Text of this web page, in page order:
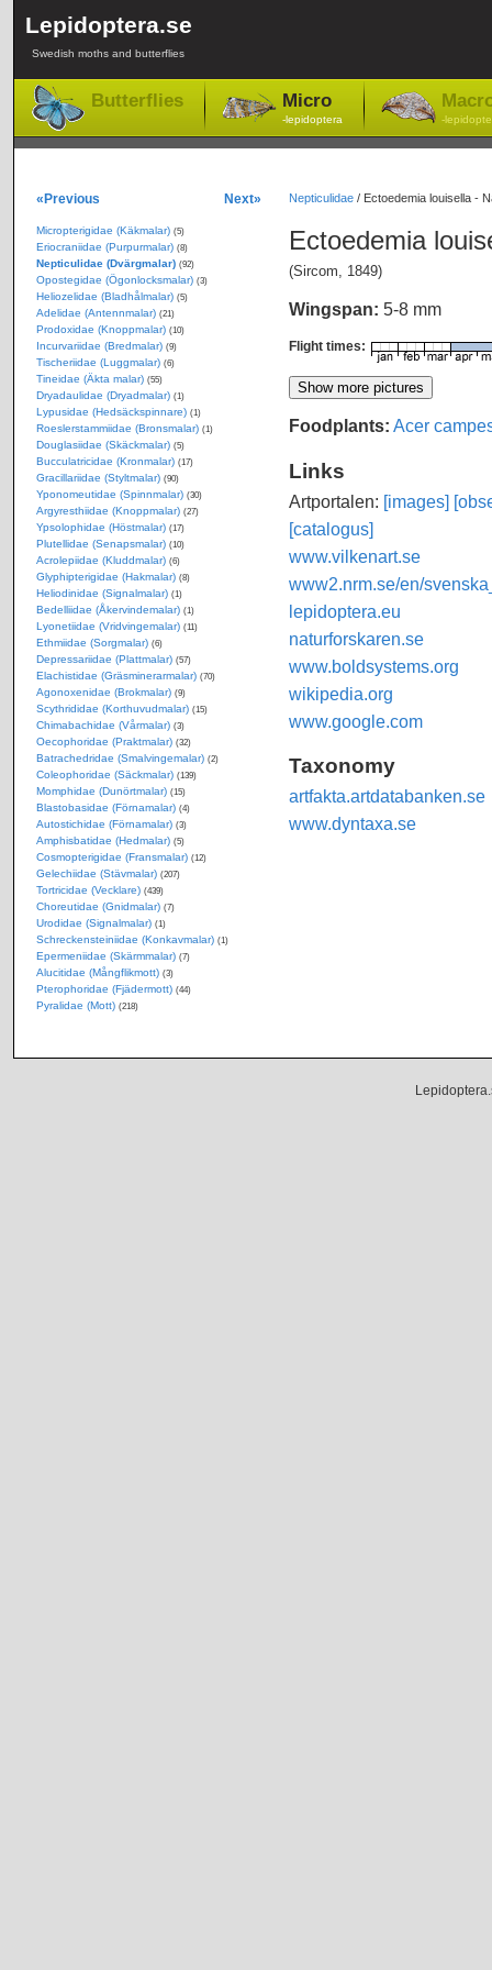
Lepidoptera.se
Swedish moths and butterflies
Butterflies Micro
-lepidoptera -
Nepticulidae/ Ectoedemia louisella -
Ectoedemia
(Sircom, 1849)
Wingspan: 5-8 mm
Flight times:
Foodplants: Acer
Links
Artportalen: [images]
[catalogus]
www.vilkenart.se
www2.nrm.se/en/
lepidoptera.eu
naturforskaren.se
www.boldsystems.org
wikipedia.org
www.google.com
Taxonomy
artfakta.artdatabanken.se
www.dyntaxa.se
«Previous Next»
Micropterigidae (Käkmalar) (5)
Eriocraniidae (Purpurmalar) (8)
Nepticulidae (Dvärgmalar) (92)
Opostegidae (Ögonlocksmalar) (3)
Heliozelidae (Bladhålmalar) (5)
Adelidae (Antennmalar) (21)
Prodoxidae (Knoppmalar) (10)
Incurvariidae (Bredmalar) (9)
Tischeriidae (Luggmalar) (6)
Tineidae (Äkta malar) (55)
Dryadaulidae (Dryadmalar) (1)
Lypusidae (Hedsäckspinnare) (1)
Roeslerstammiidae (Bronsmalar) (1)
Douglasiidae (Skäckmalar) (5)
Bucculatricidae (Kronmalar) (17)
Gracillariidae (Styltmalar) (90)
Yponomeutidae (Spinnmalar) (30)
Argyresthiidae (Knoppmalar) (27)
Ypsolophidae (Höstmalar) (17)
Plutellidae (Senapsmalar) (10)
Acrolepiidae (Kluddmalar) (6)
Glyphipterigidae (Hakmalar) (8)
Heliodinidae (Signalmalar) (1)
Bedelliidae (Åkervindemalar) (1)
Lyonetiidae (Vridvingemalar) (11)
Ethmiidae (Sorgmalar) (6)
Depressariidae (Plattmalar) (57)
Elachistidae (Gräsminerarmalar) (70)
Agonoxenidae (Brokmalar) (9)
Scythrididae (Korthuvudmalar) (15)
Chimabachidae (Vårmalar) (3)
Oecophoridae (Praktmalar) (32)
Batrachedridae (Smalvingemalar) (2)
Coleophoridae (Säckmalar) (139)
Momphidae (Dunörtmalar) (15)
Blastobasidae (Förnamalar) (4)
Autostichidae (Förnamalar) (3)
Amphisbatidae (Hedmalar) (5)
Cosmopterigidae (Fransmalar) (12)
Gelechiidae (Stävmalar) (207)
Tortricidae (Vecklare) (439)
Choreutidae (Gnidmalar) (7)
Urodidae (Signalmalar) (1)
Schreckensteiniidae (Konkavmalar) (1)
Epermeniidae (Skärmmalar) (7)
Alucitidae (Mångflikmott) (3)
Pterophoridae (Fjädermott) (44)
Pyralidae (Mott) (218)